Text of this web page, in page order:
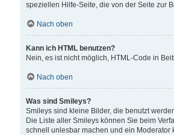
speziellen Hilfe-Seite, die von der Seite zur
Nach oben
Kann ich HTML benutzen?
Nein, es ist nicht möglich, HTML-Code in
Nach oben
Was sind Smileys?
Smileys sind kleine Bilder, die benutzt
Die Liste aller Smileys können Sie beim
schnell unlesbar machen und ein